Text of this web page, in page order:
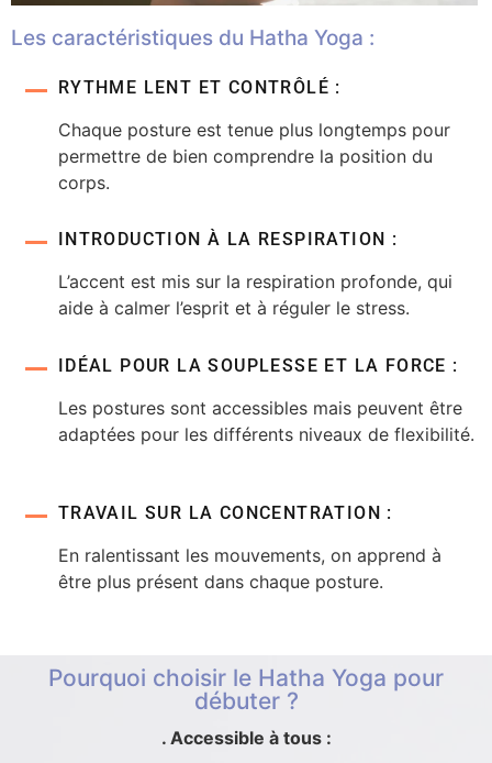
Les caractéristiques du Hatha Yoga :
RYTHME LENT ET CONTRÔLÉ :
Chaque posture est tenue plus longtemps pour
permettre de bien comprendre la position du
corps.
INTRODUCTION À LA RESPIRATION :
L’accent est mis sur la respiration profonde, qui
aide à calmer l’esprit et à réguler le stress.
IDÉAL POUR LA SOUPLESSE ET LA FORCE :
Les postures sont accessibles mais peuvent être
adaptées pour les différents niveaux de flexibilité.
TRAVAIL SUR LA CONCENTRATION :
En ralentissant les mouvements, on apprend à
être plus présent dans chaque posture.
Pourquoi choisir le Hatha Yoga pour
débuter ?
. Accessible à tous :